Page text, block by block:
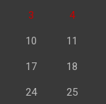
3 4
10 11
17 18
24 25